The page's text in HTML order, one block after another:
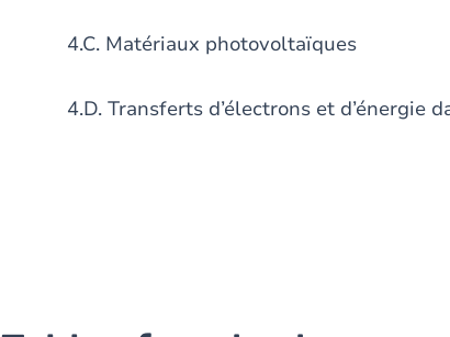
4.C. Matériaux photovoltaïques
4.D. Transferts d’électrons et d’énergie